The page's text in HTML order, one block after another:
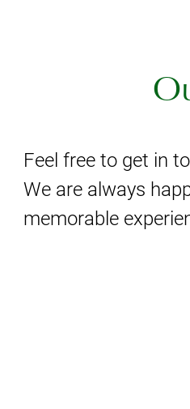
Feel free to get in
We are always
memorable